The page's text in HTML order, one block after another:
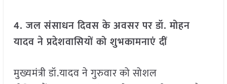
4. जल संसाधन दिवस के अवसर पर डॉ. मोहन
यादव ने प्रदेशवासियों को शुभकामनाएं दीं
मुख्यमंत्री डॉ.यादव ने गुरुवार को सोशल